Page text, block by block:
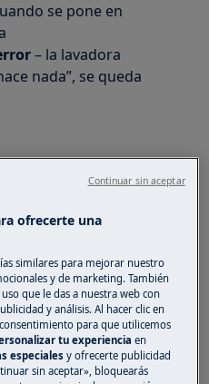
se pone en
– la lavadora
nada”, se queda
no se pone en
el filtro?
de la bomba, la
zumbido y no
razones. Una
ofrecerte una
similares para mejorar nuestro
y de marketing. También
que le das a nuestra web con
y análisis. Al hacer clic en
para que utilicemos
tu experienciaen
especialesy ofrecerte publicidad
sin aceptar», bloquearás
Continuar sin aceptar